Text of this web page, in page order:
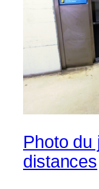
Photo du
distances